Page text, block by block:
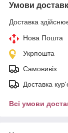
Умови
Доставка
Нова Пошта
Укрпошта
Самовивіз
Доставка
Всі умови